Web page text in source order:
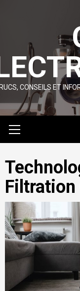
CONSEILS ET
Menu